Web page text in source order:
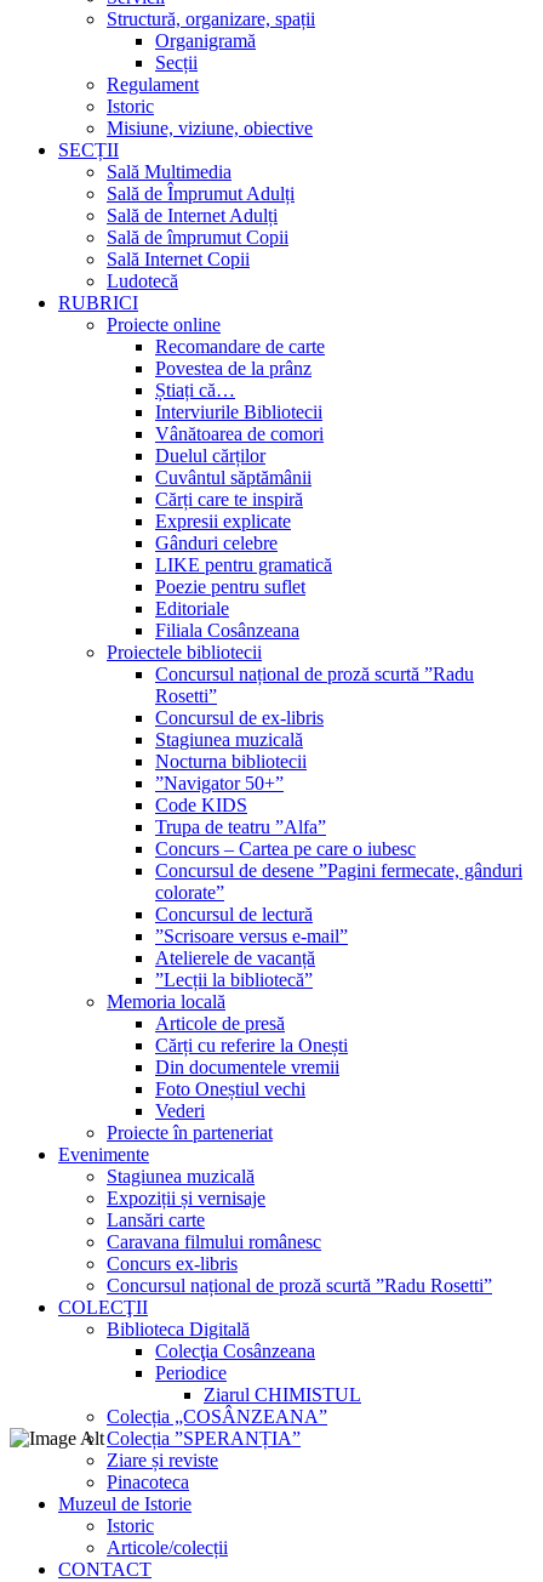
Structură, organizare, spații
Organigramă
Secții
Regulament
Istoric
Misiune, viziune, obiective
SECȚII
Sală Multimedia
Sală de Împrumut Adulți
Sală de Internet Adulți
Sală de împrumut Copii
Sală Internet Copii
Ludotecă
RUBRICI
Proiecte online
Recomandare de carte
Povestea de la prânz
Știați că…
Interviurile Bibliotecii
Vânătoarea de comori
Duelul cărților
Cuvântul săptămânii
Cărți care te inspiră
Expresii explicate
Gânduri celebre
LIKE pentru gramatică
Poezie pentru suflet
Editoriale
Filiala Cosânzeana
Proiectele bibliotecii
Concursul național de proză scurtă ”Radu
Rosetti”
Concursul de ex-libris
Stagiunea muzicală
Nocturna bibliotecii
”Navigator 50+”
Code KIDS
Trupa de teatru ”Alfa”
Concurs – Cartea pe care o iubesc
Concursul de desene ”Pagini fermecate, gânduri
colorate”
Concursul de lectură
”Scrisoare versus e-mail”
Atelierele de vacanță
”Lecții la bibliotecă”
Memoria locală
Articole de presă
Cărți cu referire la Onești
Din documentele vremii
Foto Oneștiul vechi
Vederi
Proiecte în parteneriat
Evenimente
Stagiunea muzicală
Expoziții și vernisaje
Lansări carte
Caravana filmului românesc
Concurs ex-libris
Concursul național de proză scurtă ”Radu Rosetti”
COLECŢII
Biblioteca Digitală
Colecţia Cosânzeana
Periodice
Ziarul CHIMISTUL
Colecția „COSÂNZEANA”
Colecția ”SPERANȚIA”
Ziare și reviste
Pinacoteca
Muzeul de Istorie
Istoric
Articole/colecții
CONTACT